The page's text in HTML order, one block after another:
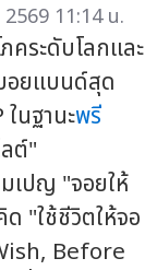
11:14 น.
คระดับโลกและ
อยแบนด์สุด
นฐานะพรี
ต์"
เปญ "จอยให้
"ใช้ชีวิตให้จอ
Before